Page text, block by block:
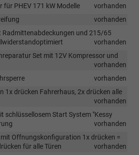
für PHEV 171 kW Modelle
vorhanden
vorhanden
Radmittenabdeckungen und 215/65
vorhanden
Set mit 12V Kompressor und
vorhanden
vorhanden
1x drücken Fahrerhaus, 2x drücken alle
vorhanden
schlüssellosem Start System "Kessy
vorhanden
Offnungskonfiguration 1x drücken =
für alle Türen
vorhanden